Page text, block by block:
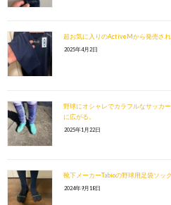
超お気に入りのActiveMから発売さ
2025年4月2日
野球にオシャレでカラフルなサッカ
に広がる。
2025年1月22日
靴下メーカーTabioの野球用足袋ソッ
2024年9月18日